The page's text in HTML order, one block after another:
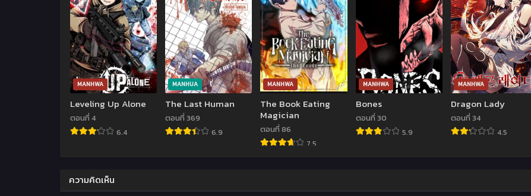
MANHWA
Leveling Up Alone
ตอนที่ 4
6.4
MANHUA
The Last Human
ตอนที่ 369
6.9
MANHWA
The Book Eating
Magician
ตอนที่ 86
7.5
MANHWA
Bones
ตอนที่ 30
5.9
MANHWA
Dragon Lady
ตอนที่ 34
4.5
ความคิดเห็น